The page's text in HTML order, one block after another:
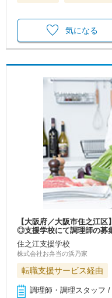
気になる
【大阪府／大阪市住之江
◎支援学校にて調理師の募
住之江支援学校
株式会社お弁当の浜乃家
転職支援サービス経由
調理師・調理スタッフ /